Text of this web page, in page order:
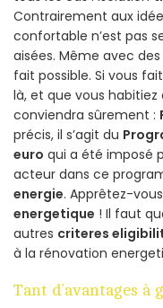
Contrairement aux
confortable n’est pas
aisées. Même avec des
fait possible. Si vous
là, et que vous habitiez
conviendra sûrement :
précis, il s’agit du
euro qui a été imposé
acteur dans ce
energie. Apprêtez-
energetique ! Il faut
autres criteres
à la rénovation
Tant d’avantages à